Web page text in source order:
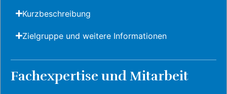
Kurzbeschreibung
Zielgruppe und weitere Informationen
Fachexpertise und Mitarbeit